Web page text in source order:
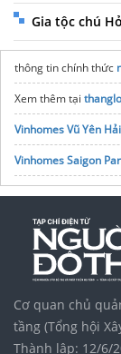
Gia tộc chú
thông tin chính thức
Xem thêm tại
Vinhomes Vũ Yên
Vinhomes Saigon
Tập đoàn Bcons
Nội thất hòa phát
Cung cấpBạt phủ tàu
Cơ quan chủ
tầng (Tổng hội
Thành lập: 12/6/